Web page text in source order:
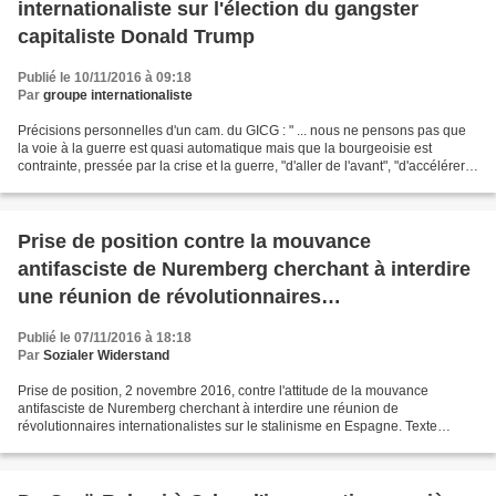
internationaliste sur l'élection du gangster
capitaliste Donald Trump
Publié le 10/11/2016 à 09:18
Par groupe internationaliste
Précisions personnelles d'un cam. du GICG : " ... nous ne pensons pas que
la voie à la guerre est quasi automatique mais que la bourgeoisie est
contrainte, pressée par la crise et la guerre, "d'aller de l'avant", "d'accélérer
Prise de position contre la mouvance
antifasciste de Nuremberg cherchant à interdire
une réunion de révolutionnaires
internationalistes sur le stalinisme en Espagne
Publié le 07/11/2016 à 18:18
Par Sozialer Widerstand
Prise de position, 2 novembre 2016, contre l'attitude de la mouvance
antifasciste de Nuremberg cherchant à interdire une réunion de
révolutionnaires internationalistes sur le stalinisme en Espagne. Texte